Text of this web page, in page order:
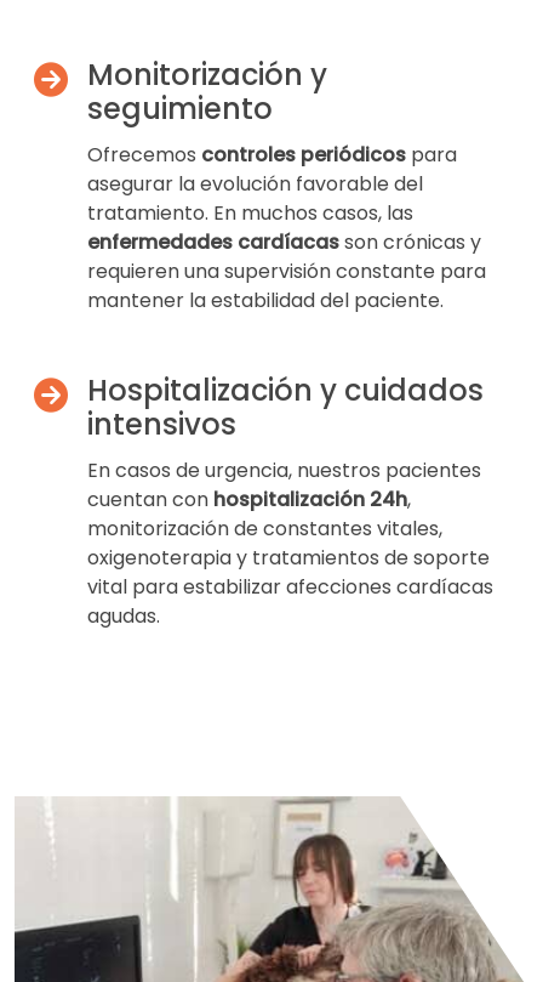
Monitorización y
seguimiento
Ofrecemos controles periódicos para
asegurar la evolución favorable del
tratamiento. En muchos casos, las
enfermedades cardíacasson crónicas y
requieren una supervisión constante para
mantener la estabilidad del paciente.
Hospitalización y cuidados
intensivos
En casos de urgencia, nuestros pacientes
cuentan con hospitalización 24h,
monitorización de constantes vitales,
oxigenoterapia y tratamientos de soporte
vital para estabilizar afecciones cardíacas
agudas.